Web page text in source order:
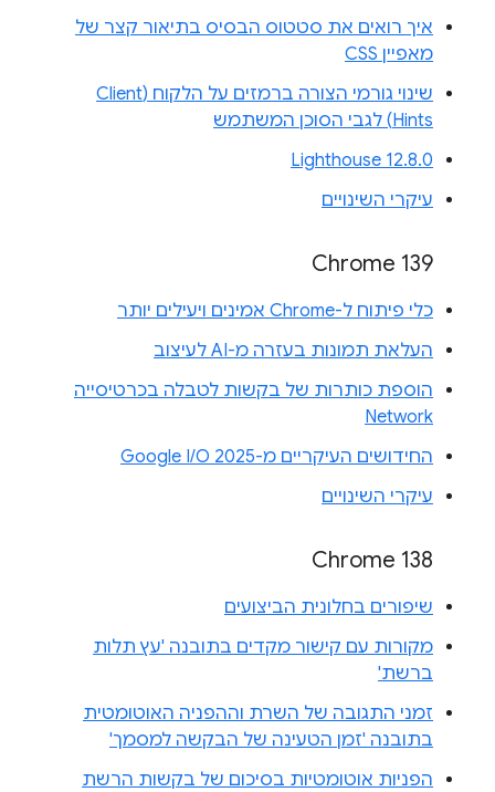
איך רואים את סטטוס הבסיס בתיאור קצר של
מאפיין CSS
שינוי גורמי הצורה ברמזים על הלקוח (Client
Hints) לגבי הסוכן המשתמש
Lighthouse 12.8.0
עיקרי השינויים
Chrome 139
כלי פיתוח ל-Chrome אמינים ויעילים יותר
העלאת תמונות בעזרה מ-AI לעיצוב
הוספת כותרות של בקשות לטבלה בכרטיסייה
Network
החידושים העיקריים מ-Google I/O 2025
עיקרי השינויים
Chrome 138
שיפורים בחלונית הביצועים
מקורות עם קישור מקדים בתובנה 'עץ תלות
ברשת'
זמני התגובה של השרת וההפניה האוטומטית
בתובנה 'זמן הטעינה של הבקשה למסמך'
הפניות אוטומטיות בסיכום של בקשות הרשת